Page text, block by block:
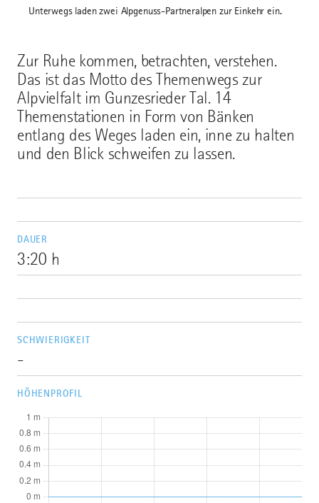
Zur Ruhe kommen, betrachten, verstehen.
Das ist das Motto des Themenwegs zur
Alpvielfalt im Gunzesrieder Tal. 14
Themenstationen in Form von Bänken
entlang des Weges laden ein, inne zu halten
und den Blick schweifen zu lassen.
DAUER
3:20 h
SCHWIERIGKEIT
-
HÖHENPROFIL
Unterwegs laden zwei Alpgenuss-Partneralpen zur Einkehr ein.